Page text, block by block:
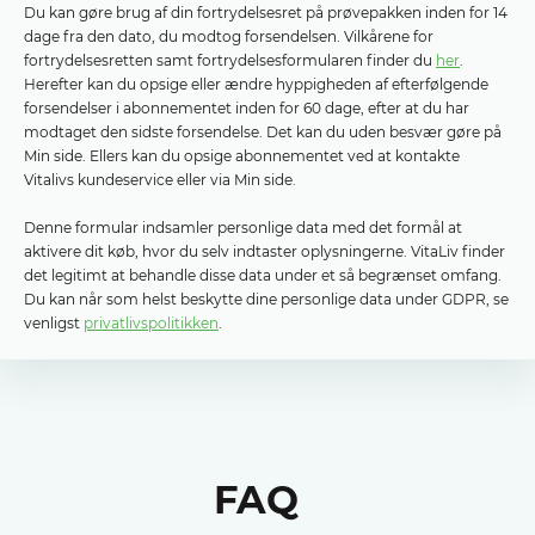
Du kan gøre brug af din fortrydelsesret på prøvepakken inden for 14
dage fra den dato, du modtog forsendelsen. Vilkårene for
fortrydelsesretten samt fortrydelsesformularen finder du her.
Herefter kan du opsige eller ændre hyppigheden af ​​efterfølgende
forsendelser i abonnementet inden for 60 dage, efter at du har
modtaget den sidste forsendelse. Det kan du uden besvær gøre på
Min side. Ellers kan du opsige abonnementet ved at kontakte
Vitalivs kundeservice eller via Min side.
Denne formular indsamler personlige data med det formål at
aktivere dit køb, hvor du selv indtaster oplysningerne. VitaLiv finder
det legitimt at behandle disse data under et så begrænset omfang.
Du kan når som helst beskytte dine personlige data under GDPR, se
venligst privatlivspolitikken.
FAQ